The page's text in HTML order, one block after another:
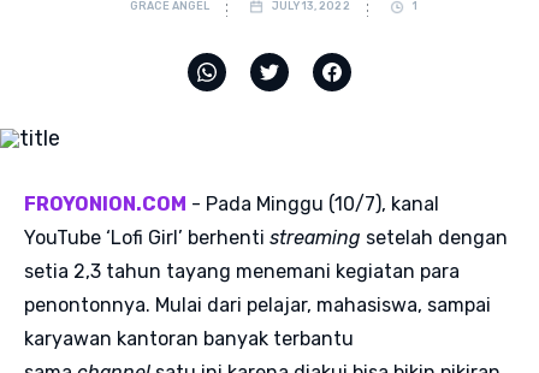
GRACE ANGEL JULY 13, 2022 1
FROYONION.COM - Pada Minggu (10/7), kanal
YouTube ‘Lofi Girl’ berhenti streaming setelah dengan
setia 2,3 tahun tayang menemani kegiatan para
penontonnya. Mulai dari pelajar, mahasiswa, sampai
karyawan kantoran banyak terbantu